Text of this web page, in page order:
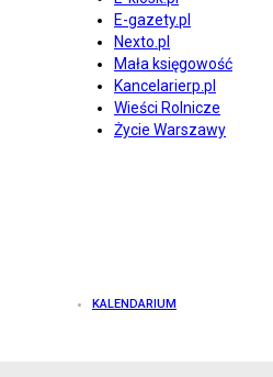
E-gazety.pl
Nexto.pl
Mała księgowość
Kancelarierp.pl
Wieści Rolnicze
Życie Warszawy
KALENDARIUM